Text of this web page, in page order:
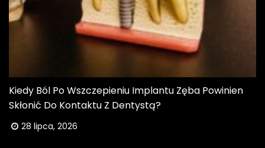
Kiedy Ból Po Wszczepieniu Implantu Zęba Powinien
Skłonić Do Kontaktu Z Dentystą?
28 lipca, 2026